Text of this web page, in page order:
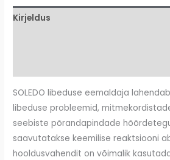
Kirjeldus
SOLEDO libeduse eemaldaja
libeduse probleemid,
seebiste põrandapindade
saavutatakse keemilise reaktsiooni
hooldusvahendit on võimalik